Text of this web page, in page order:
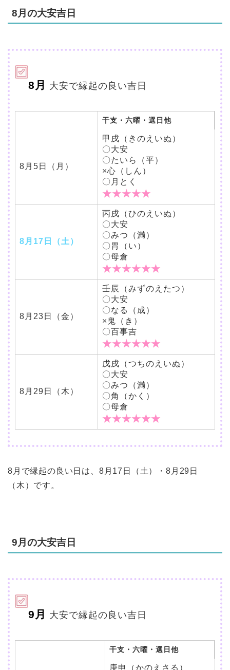
8月の大安吉日
8月 大安で縁起の良い吉日
干支・六曜・選日他
8月5日（月）
甲戌（きのえいぬ）
〇大安
〇たいら（平）
×心（しん）
〇月とく
★★★★★
8月17日（土）
丙戌（ひのえいぬ）
〇大安
〇みつ（満）
〇胃（い）
〇母倉
★★★★★★
8月23日（金）
壬辰（みずのえたつ）
〇大安
〇なる（成）
×鬼（き）
〇百事吉
★★★★★★
8月29日（木）
戊戌（つちのえいぬ）
〇大安
〇みつ（満）
〇角（かく）
〇母倉
★★★★★★
8月で縁起の良い日は、8月17日（土）・8月29日
（木）です。
9月の大安吉日
9月 大安で縁起の良い吉日
干支・六曜・選日他
庚申（かのえさる）